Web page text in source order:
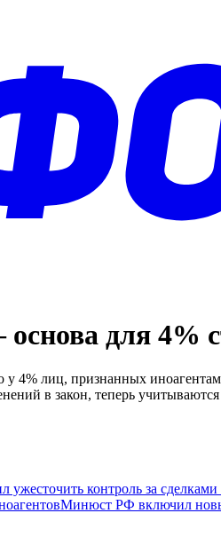
для 4%
4% лиц, признанных
в закон, теперь
контроль за сделками
Минюст РФ включил